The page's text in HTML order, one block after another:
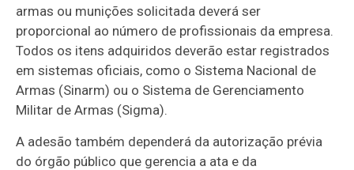
armas ou munições solicitada deverá ser
proporcional ao número de profissionais da empresa.
Todos os itens adquiridos deverão estar registrados
em sistemas oficiais, como o Sistema Nacional de
Armas (Sinarm) ou o Sistema de Gerenciamento
Militar de Armas (Sigma).
A adesão também dependerá da autorização prévia
do órgão público que gerencia a ata e da